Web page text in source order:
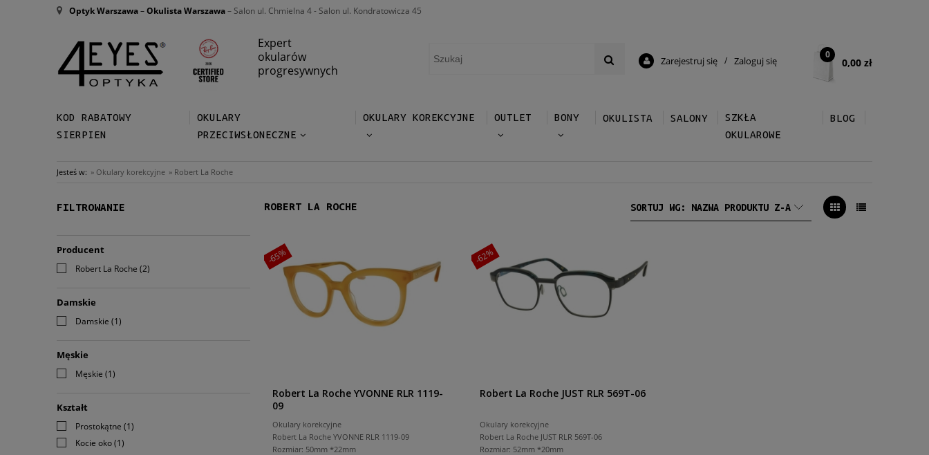
Optyk Warszawa–Okulista Warszawa– Salon ul. Chmielna 4 - Salon ul. Kondratowicza 45
Expert
okularów
progresywnych
0,00 zł
0
Zarejestruj się / Zaloguj się
KOD RABATOWY
SIERPIEN
OKULARY
PRZECIWSŁONECZNE
OKULARY KOREKCYJNE OUTLET BONY OKULISTA SALONY
SZKŁA
OKULAROWE
BLOG
Jesteś w: » Okulary korekcyjne » Robert La Roche
FILTROWANIE
Producent
Robert La Roche (2)
Damskie
Damskie (1)
Męskie
Męskie (1)
Kształt
Prostokątne (1)
Kocie oko(1)
ROBERT LA ROCHE SORTUJ WG: NAZWA PRODUKTU Z-A
Robert La Roche YVONNE RLR 1119-
09
Okulary korekcyjne
Robert La Roche YVONNE RLR 1119-09
Rozmiar: 50mm *22mm
-65%
Robert La Roche JUST RLR 569T-06
Okulary korekcyjne
Robert La Roche JUST RLR 569T-06
Rozmiar: 52mm *20mm
-62%